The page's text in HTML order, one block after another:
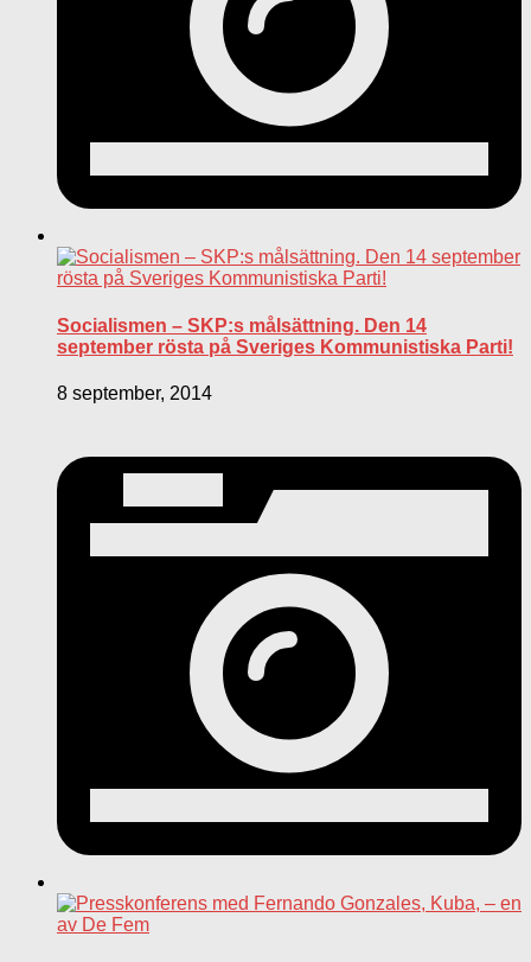
Socialismen – SKP:s målsättning. Den 14
september rösta på Sveriges Kommunistiska Parti!
8 september, 2014